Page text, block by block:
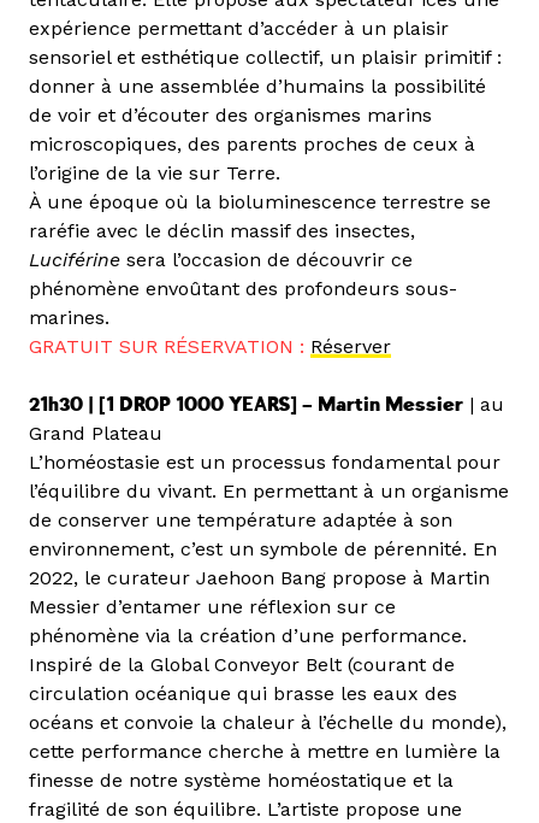
expérience permettant d’accéder à un plaisir
sensoriel et esthétique collectif, un plaisir primitif :
donner à une assemblée d’humains la possibilité
de voir et d’écouter des organismes marins
microscopiques, des parents proches de ceux à
l’origine de la vie sur Terre.
À une époque où la bioluminescence terrestre se
raréfie avec le déclin massif des insectes,
Luciférine sera l’occasion de découvrir ce
phénomène envoûtant des profondeurs sous-
marines.
GRATUIT SUR RÉSERVATION : Réserver
21h30 | [1 DROP 1000 YEARS] – Martin Messier | au
Grand Plateau
L’homéostasie est un processus fondamental pour
l’équilibre du vivant. En permettant à un organisme
de conserver une température adaptée à son
environnement, c’est un symbole de pérennité. En
2022, le curateur Jaehoon Bang propose à Martin
Messier d’entamer une réflexion sur ce
phénomène via la création d’une performance.
Inspiré de la Global Conveyor Belt (courant de
circulation océanique qui brasse les eaux des
océans et convoie la chaleur à l’échelle du monde),
cette performance cherche à mettre en lumière la
finesse de notre système homéostatique et la
fragilité de son équilibre. L’artiste propose une